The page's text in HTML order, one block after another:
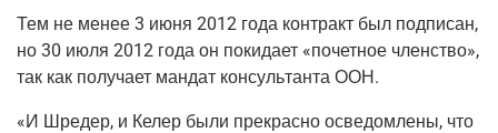
Тем не менее 3 июня 2012 года кон­тракт был под­пи­сан,
но 30 июля 2012 года он поки­да­ет «почет­ное член­ство»,
так как полу­ча­ет ман­дат кон­суль­тан­та ООН.
«И Шре­дер, и Келер были пре­крас­но осве­дом­ле­ны, что